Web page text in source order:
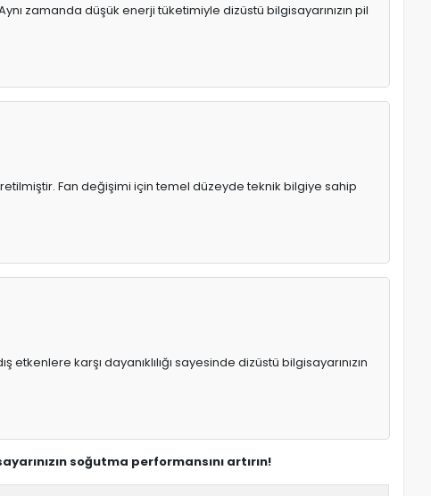
zamanda düşük enerji tüketimiyle dizüstü bilgisayarınızın pil
Fan değişimi için temel düzeyde teknik bilgiye sahip
karşı dayanıklılığı sayesinde dizüstü bilgisayarınızın
soğutma performansını artırın!